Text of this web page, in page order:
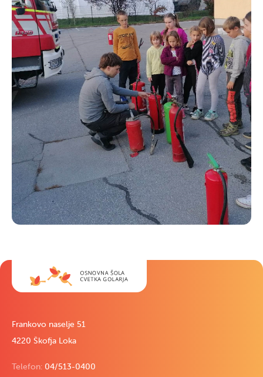
Frankovo naselje 51
4220 Škofja Loka
Telefon: 04/513-0400